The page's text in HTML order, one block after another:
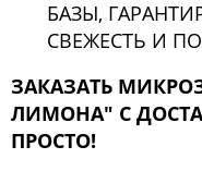
БАЗЫ,
СВЕЖЕСТЬ И
ЗАКАЗАТЬ
ЛИМОНА" С
ПРОСТО!